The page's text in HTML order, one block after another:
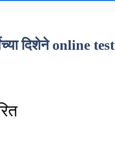
दिशेने online test